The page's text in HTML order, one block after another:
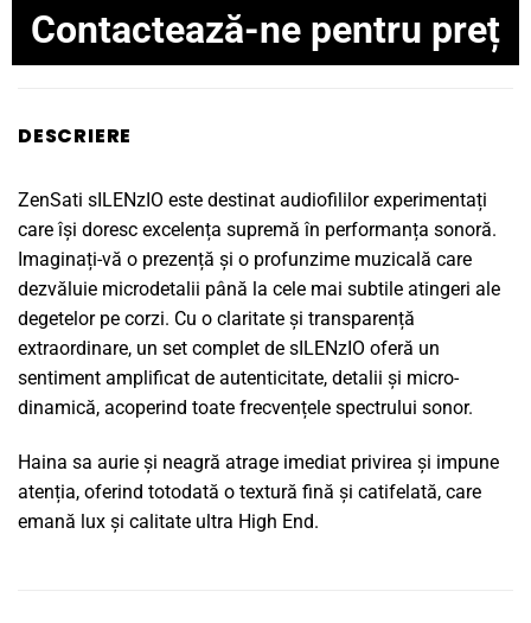
Contactează-ne pentru preț
DESCRIERE
ZenSati sILENzIO este destinat audiofililor experimentați
care își doresc excelența supremă în performanța sonoră.
Imaginați-vă o prezență și o profunzime muzicală care
dezvăluie microdetalii până la cele mai subtile atingeri ale
degetelor pe corzi. Cu o claritate și transparență
extraordinare, un set complet de sILENzIO oferă un
sentiment amplificat de autenticitate, detalii și micro-
dinamică, acoperind toate frecvențele spectrului sonor.
Haina sa aurie și neagră atrage imediat privirea și impune
atenția, oferind totodată o textură fină și catifelată, care
emană lux și calitate ultra High End.